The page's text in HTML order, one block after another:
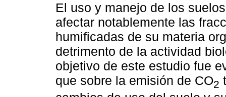
El uso y manejo de los
afectar notablemente las
humificadas de su materia
detrimento de la actividad
objetivo de este estudio fue
que sobre la emisión de CO2